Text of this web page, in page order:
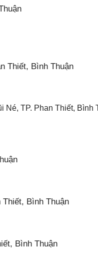
Thiết, Bình Thuận
Né, TP. Phan Thiết, Bình
Bình Thuận
Bình Thuận